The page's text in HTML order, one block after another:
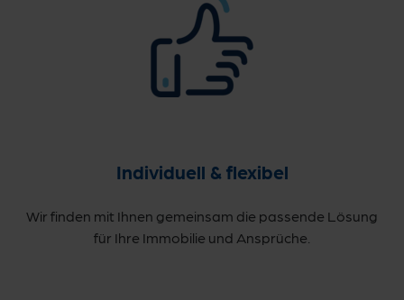
Individuell & flexibel
Wir finden mit Ihnen gemeinsam die passende Lösung
für Ihre Immobilie und Ansprüche.